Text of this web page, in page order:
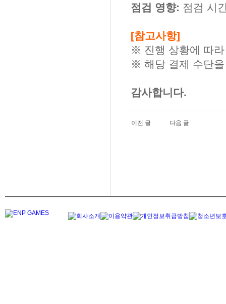
점검 영향: 점검 시
[참고사항]
※ 진행 상황에 따
※ 해당 결제 수단
감사합니다.
이전 글 다음 글